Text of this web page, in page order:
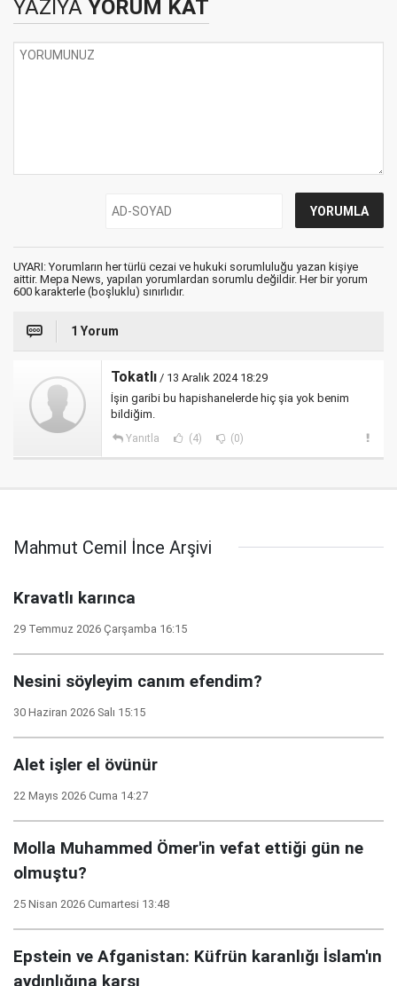
YAZIYA YORUM KAT
UYARI: Yorumların her türlü cezai ve hukuki sorumluluğu yazan kişiye
aittir. Mepa News, yapılan yorumlardan sorumlu değildir. Her bir yorum
600 karakterle (boşluklu) sınırlıdır.
1 Yorum
Tokatlı / 13 Aralık 2024 18:29
İşin garibi bu hapishanelerde hiç şia yok benim
bildiğim.
Yanıtla (4) (0)
Mahmut Cemil İnce Arşivi
Kravatlı karınca
29 Temmuz 2026 Çarşamba 16:15
Nesini söyleyim canım efendim?
30 Haziran 2026 Salı 15:15
Alet işler el övünür
22 Mayıs 2026 Cuma 14:27
Molla Muhammed Ömer'in vefat ettiği gün ne
olmuştu?
25 Nisan 2026 Cumartesi 13:48
Epstein ve Afganistan: Küfrün karanlığı İslam'ın
aydınlığına karşı